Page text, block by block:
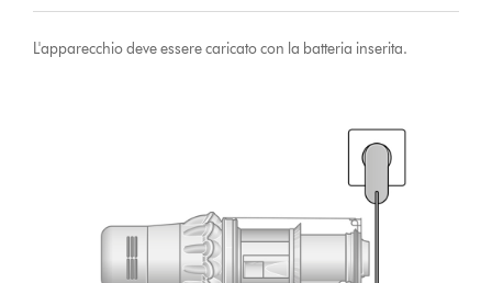
L'apparecchio deve essere caricato con la batteria inserita.